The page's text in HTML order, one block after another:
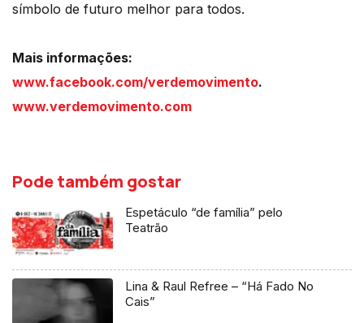
símbolo de futuro melhor para todos.
Mais informações:
www.facebook.com/verdemovimento.
www.verdemovimento.com
Pode também gostar
Espetáculo “de família” pelo
Teatrão
Lina & Raul Refree – “Há Fado No
Cais”